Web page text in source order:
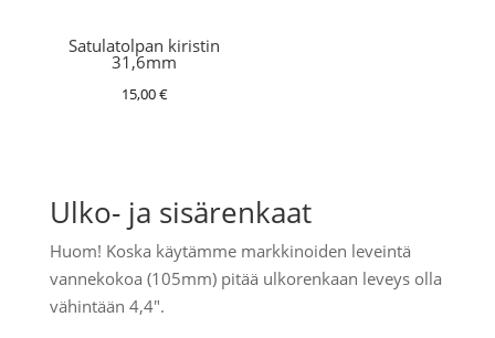
Satulatolpan kiristin
31,6mm
15,00€
Ulko- ja sisärenkaat
Huom! Koska käytämme markkinoiden leveintä
vannekokoa (105mm) pitää ulkorenkaan leveys olla
vähintään 4,4".